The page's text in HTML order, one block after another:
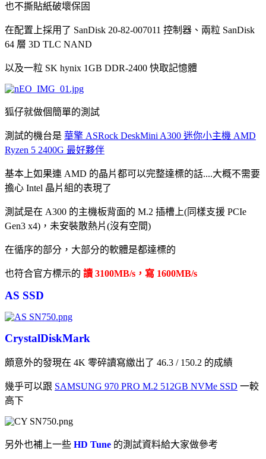
也不撕貼紙破壞保固
在配置上採用了 SanDisk 20-82-007011 控制器、兩粒 SanDisk
64 層 3D TLC NAND
以及一粒 SK hynix 1GB DDR-2400 快取記憶體
狐仔就做個簡單的測試
測試的機台是 華擎 ASRock DeskMini A300 迷你小主機 AMD
Ryzen 5 2400G 最好夥伴
基本上如果連 AMD 的晶片都可以完整達標的話....大概不需要
擔心 Intel 晶片組的表現了
測試是在 A300 的主機板背面的 M.2 插槽上(同樣支援 PCIe
Gen3 x4)，未安裝散熱片(沒有空間)
在循序的部分，大部分的軟體是都達標的
也符合官方標示的 讀 3100MB/s，寫 1600MB/s
AS SSD
CrystalDiskMark
頗意外的發現在 4K 零碎讀寫繳出了 46.3 / 150.2 的成績
幾乎可以跟 SAMSUNG 970 PRO M.2 512GB NVMe SSD 一較
高下
另外也補上一些 HD Tune 的測試資料給大家做參考